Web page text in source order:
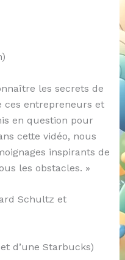
les secrets de
ces entrepreneurs et
en question pour
cette vidéo, nous
inspirants de
les obstacles. »
Schultz et
d’une Starbucks)